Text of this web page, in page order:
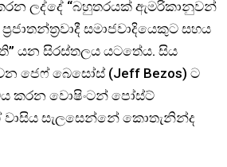
ලද්දේ “බහුතරයක් ඇමරිකානුවන්
සමාජවාදියෙකුට සහය
යන සිරස්තලය යටතේය. සිය
ජෙෆ් බෙසෝස් (Jeff Bezos) ට
කරන වොෂිංටන් පෝස්ට්
සැලසෙන්නේ කොතැනින්ද